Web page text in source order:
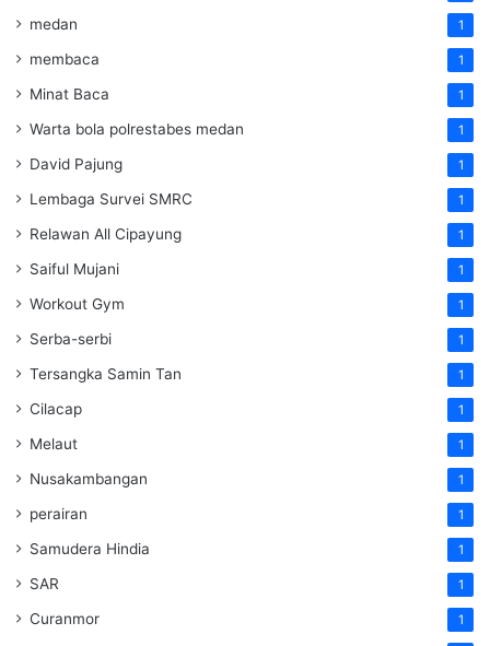
medan 1
membaca 1
Minat Baca 1
Warta bola polrestabes medan 1
David Pajung 1
Lembaga Survei SMRC 1
Relawan All Cipayung 1
Saiful Mujani 1
Workout Gym 1
Serba-serbi 1
Tersangka Samin Tan 1
Cilacap 1
Melaut 1
Nusakambangan 1
perairan 1
Samudera Hindia 1
SAR 1
Curanmor 1